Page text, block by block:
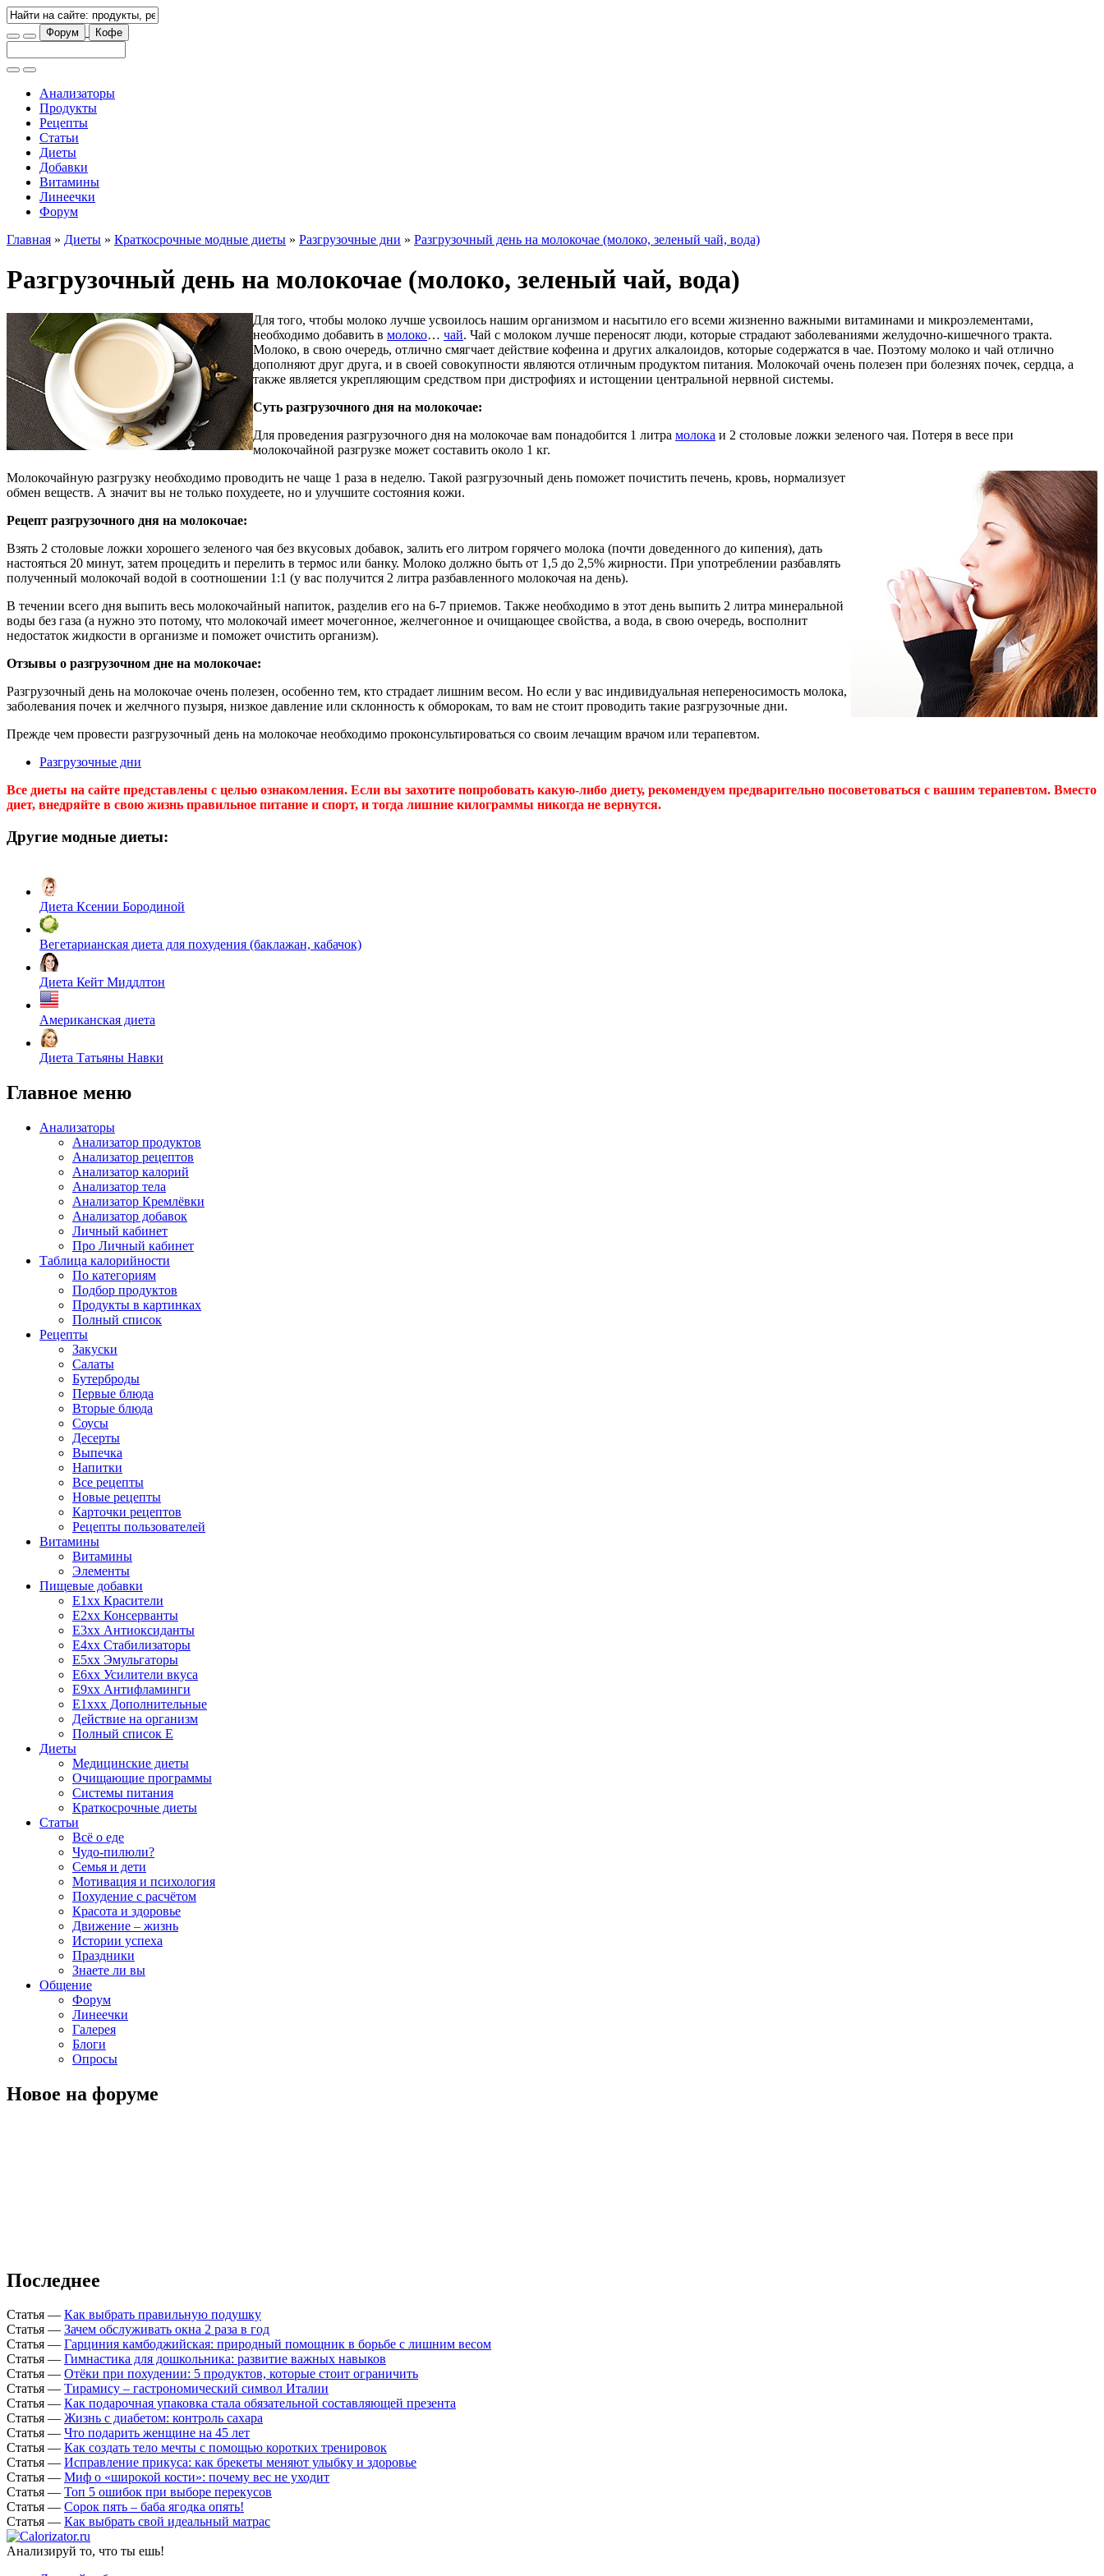
Форум Кофе
Анализаторы
Продукты
Рецепты
Статьи
Диеты
Добавки
Витамины
Линеечки
Форум
Главная » Диеты » Краткосрочные модные диеты » Разгрузочные дни » Разгрузочный день на молокочае (молоко, зеленый чай, вода)
Разгрузочный день на молокочае (молоко, зеленый чай, вода)
Для того, чтобы молоко лучше усвоилось нашим организмом и насытило его всеми жизненно важными витаминами и микроэлементами,
необходимо добавить в молоко… чай. Чай с молоком лучше переносят люди, которые страдают заболеваниями желудочно-кишечного тракта.
Молоко, в свою очередь, отлично смягчает действие кофеина и других алкалоидов, которые содержатся в чае. Поэтому молоко и чай отлично
дополняют друг друга, и в своей совокупности являются отличным продуктом питания. Молокочай очень полезен при болезнях почек, сердца, а
также является укрепляющим средством при дистрофиях и истощении центральной нервной системы.
Суть разгрузочного дня на молокочае:
Для проведения разгрузочного дня на молокочае вам понадобится 1 литра молока и 2 столовые ложки зеленого чая. Потеря в весе при
молокочайной разгрузке может составить около 1 кг.
Молокочайную разгрузку необходимо проводить не чаще 1 раза в неделю. Такой разгрузочный день поможет почистить печень, кровь, нормализует
обмен веществ. А значит вы не только похудеете, но и улучшите состояния кожи.
Рецепт разгрузочного дня на молокочае:
Взять 2 столовые ложки хорошего зеленого чая без вкусовых добавок, залить его литром горячего молока (почти доведенного до кипения), дать
настояться 20 минут, затем процедить и перелить в термос или банку. Молоко должно быть от 1,5 до 2,5% жирности. При употреблении разбавлять
полученный молокочай водой в соотношении 1:1 (у вас получится 2 литра разбавленного молокочая на день).
В течении всего дня выпить весь молокочайный напиток, разделив его на 6-7 приемов. Также необходимо в этот день выпить 2 литра минеральной
воды без газа (а нужно это потому, что молокочай имеет мочегонное, желчегонное и очищающее свойства, а вода, в свою очередь, восполнит
недостаток жидкости в организме и поможет очистить организм).
Отзывы о разгрузочном дне на молокочае:
Разгрузочный день на молокочае очень полезен, особенно тем, кто страдает лишним весом. Но если у вас индивидуальная непереносимость молока,
заболевания почек и желчного пузыря, низкое давление или склонность к обморокам, то вам не стоит проводить такие разгрузочные дни.
Прежде чем провести разгрузочный день на молокочае необходимо проконсультироваться со своим лечащим врачом или терапевтом.
Разгрузочные дни
Все диеты на сайте представлены с целью ознакомления. Если вы захотите попробовать какую-либо диету, рекомендуем предварительно посоветоваться с вашим терапевтом. Вместо
диет, внедряйте в свою жизнь правильное питание и спорт, и тогда лишние килограммы никогда не вернутся.
Другие модные диеты:
Диета Ксении Бородиной
Вегетарианская диета для похудения (баклажан, кабачок)
Диета Кейт Миддлтон
Американская диета
Диета Татьяны Навки
Главное меню
Анализаторы
Анализатор продуктов
Анализатор рецептов
Анализатор калорий
Анализатор тела
Анализатор Кремлёвки
Анализатор добавок
Личный кабинет
Про Личный кабинет
Таблица калорийности
По категориям
Подбор продуктов
Продукты в картинках
Полный список
Рецепты
Закуски
Салаты
Бутерброды
Первые блюда
Вторые блюда
Соусы
Десерты
Выпечка
Напитки
Все рецепты
Новые рецепты
Карточки рецептов
Рецепты пользователей
Витамины
Витамины
Элементы
Пищевые добавки
E1xx Красители
E2xx Консерванты
E3xx Антиоксиданты
E4xx Стабилизаторы
E5xx Эмульгаторы
E6xx Усилители вкуса
E9xx Антифламинги
E1xxx Дополнительные
Действие на организм
Полный список E
Диеты
Медицинские диеты
Очищающие программы
Системы питания
Краткосрочные диеты
Статьи
Всё о еде
Чудо-пилюли?
Семья и дети
Мотивация и психология
Похудение с расчётом
Красота и здоровье
Движение – жизнь
Истории успеха
Праздники
Знаете ли вы
Общение
Форум
Линеечки
Галерея
Блоги
Опросы
Новое на форуме
Последнее
Статья — Как выбрать правильную подушку
Статья — Зачем обслуживать окна 2 раза в год
Статья — Гарциния камбоджийская: природный помощник в борьбе с лишним весом
Статья — Гимнастика для дошкольника: развитие важных навыков
Статья — Отёки при похудении: 5 продуктов, которые стоит ограничить
Статья — Тирамису – гастрономический символ Италии
Статья — Как подарочная упаковка стала обязательной составляющей презента
Статья — Жизнь с диабетом: контроль сахара
Статья — Что подарить женщине на 45 лет
Статья — Как создать тело мечты с помощью коротких тренировок
Статья — Исправление прикуса: как брекеты меняют улыбку и здоровье
Статья — Миф о «широкой кости»: почему вес не уходит
Статья — Топ 5 ошибок при выборе перекусов
Статья — Сорок пять – баба ягодка опять!
Статья — Как выбрать свой идеальный матрас
Анализируй то, что ты ешь!